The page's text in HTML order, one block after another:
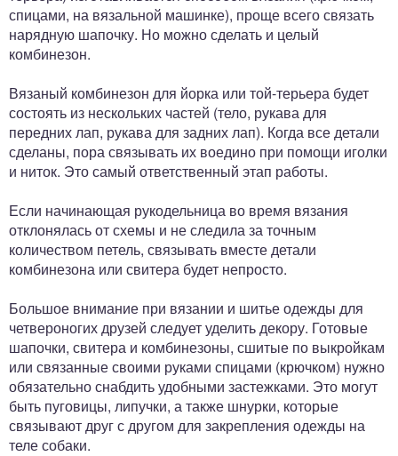
спицами, на вязальной машинке), проще всего связать
нарядную шапочку. Но можно сделать и целый
комбинезон.
Вязаный комбинезон для йорка или той-терьера будет
состоять из нескольких частей (тело, рукава для
передних лап, рукава для задних лап). Когда все детали
сделаны, пора связывать их воедино при помощи иголки
и ниток. Это самый ответственный этап работы.
Если начинающая рукодельница во время вязания
отклонялась от схемы и не следила за точным
количеством петель, связывать вместе детали
комбинезона или свитера будет непросто.
Большое внимание при вязании и шитье одежды для
четвероногих друзей следует уделить декору. Готовые
шапочки, свитера и комбинезоны, сшитые по выкройкам
или связанные своими руками спицами (крючком) нужно
обязательно снабдить удобными застежками. Это могут
быть пуговицы, липучки, а также шнурки, которые
связывают друг с другом для закрепления одежды на
теле собаки.